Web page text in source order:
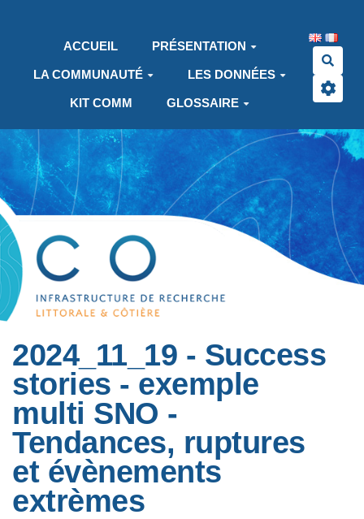
ACCUEIL
PRÉSENTATION
LA COMMUNAUTÉ LES DONNÉES
KIT COMM GLOSSAIRE
2024_11_19 - Success
stories - exemple
multi SNO -
Tendances, ruptures
et évènements
extrèmes